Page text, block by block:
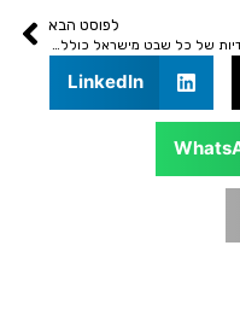
לפוסט הבא
הייחודיות של כל שבט מישראל כולל הדפסה
LinkedIn